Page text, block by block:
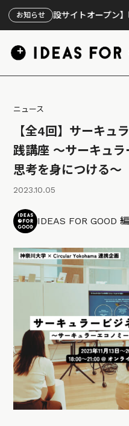
お知らせ
【特設サイトオープン】映画『
ニュース
【全4回】サーキュ
践講座 〜サーキュ
思考を身につける〜
2023.10.05
IDEAS FOR GOOD